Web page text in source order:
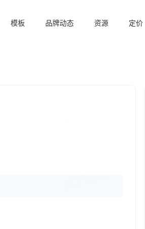
模板 品牌动态 资源 定价